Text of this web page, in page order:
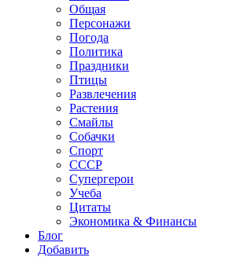
Общая
Персонажи
Погода
Политика
Праздники
Птицы
Развлечения
Растения
Смайлы
Собачки
Спорт
СССР
Супергерои
Учеба
Цитаты
Экономика & Финансы
Блог
Добавить